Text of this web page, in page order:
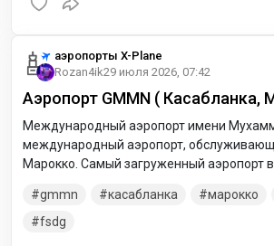
аэропорты X-Plane
Rozan4ik29 июля 2026, 07:42
Аэропорт GMMN ( Касабланка,
Международный аэропорт имени
международный аэропорт,
Марокко. Самый загруженный аэропорт
пассажиропоток более 9 млн человек в
тремя пассажирскими и одним грузовым
gmmn касабланка марокко
fsdg